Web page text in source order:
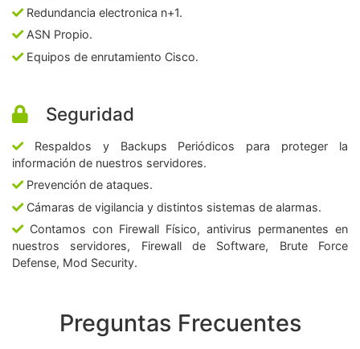
Redundancia electronica n+1.
ASN Propio.
Equipos de enrutamiento Cisco.
Seguridad
Respaldos y Backups Periódicos para proteger la
información de nuestros servidores.
Prevención de ataques.
Cámaras de vigilancia y distintos sistemas de alarmas.
Contamos con Firewall Físico, antivirus permanentes en
nuestros servidores, Firewall de Software, Brute Force
Defense, Mod Security.
Preguntas Frecuentes